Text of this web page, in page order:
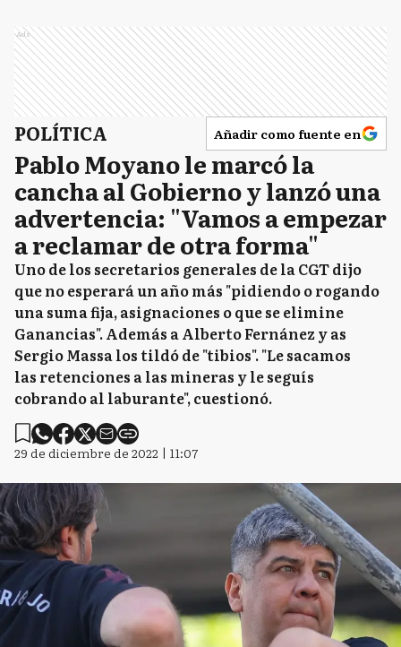
Ads
POLÍTICA Añadir como fuente en
Pablo Moyano le marcó la
cancha al Gobierno y lanzó una
advertencia: "Vamos a empezar
a reclamar de otra forma"
Uno de los secretarios generales de la CGT dijo
que no esperará un año más "pidiendo o rogando
una suma fija, asignaciones o que se elimine
Ganancias". Además a Alberto Fernánez y as
Sergio Massa los tildó de "tibios". "Le sacamos
las retenciones a las mineras y le seguís
cobrando al laburante", cuestionó.
29 de diciembre de 2022 | 11:07